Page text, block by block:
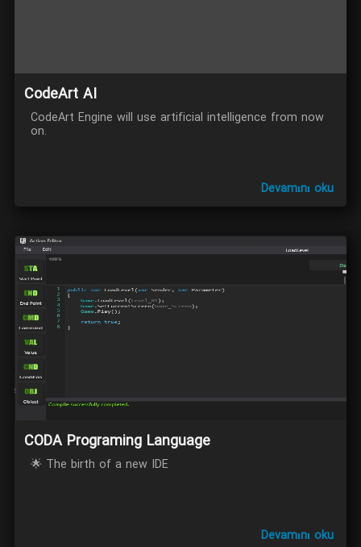
CodeArt AI
CodeArt Engine will use artificial intelligence from now
on.
Devamını oku
CODA Programing Language
🌟 The birth of a new IDE
Devamını oku